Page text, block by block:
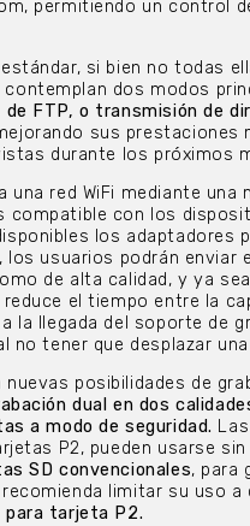
permitiendo un control
si bien no todas
dos modos
FTP, o transmisión de
sus prestaciones
durante los próximos
red WiFi mediante una
compatible con los
los adaptadores
usuarios podrán enviar
de alta calidad, y ya
el tiempo entre la
la llegada del soporte de
no tener que desplazar
nuevas posibilidades de
dual en dos
a modo de seguridad.
P2, pueden usarse sin
SD convencionales, para
limitar su uso a
para tarjeta P2.